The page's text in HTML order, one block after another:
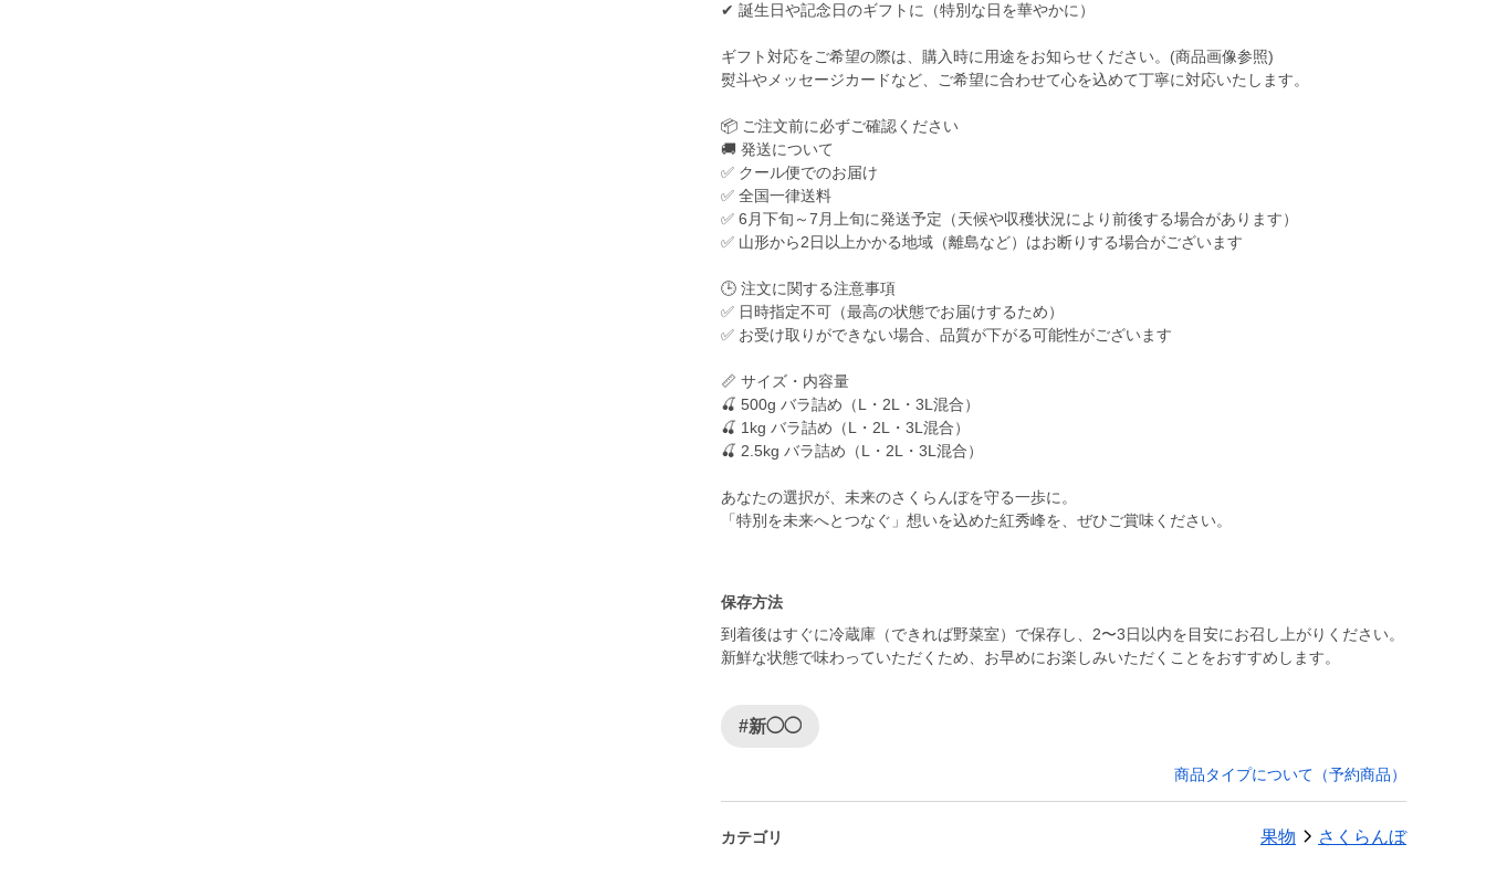
✔ 誕生日や記念日のギフトに（特別な日を華やかに）
ギフト対応をご希望の際は、購入時に用途をお知らせください。(商品画像参照)
熨斗やメッセージカードなど、ご希望に合わせて心を込めて丁寧に対応いたします。
📦 ご注文前に必ずご確認ください
🚚 発送について
✅ クール便でのお届け
✅ 全国一律送料
✅ 6月下旬～7月上旬に発送予定（天候や収穫状況により前後する場合があります）
✅ 山形から2日以上かかる地域（離島など）はお断りする場合がございます
🕒 注文に関する注意事項
✅ 日時指定不可（最高の状態でお届けするため）
✅ お受け取りができない場合、品質が下がる可能性がございます
📏 サイズ・内容量
🍒 500g バラ詰め（L・2L・3L混合）
🍒 1kg バラ詰め（L・2L・3L混合）
🍒 2.5kg バラ詰め（L・2L・3L混合）
あなたの選択が、未来のさくらんぼを守る一歩に。
「特別を未来へとつなぐ」想いを込めた紅秀峰を、ぜひご賞味ください。
保存方法
到着後はすぐに冷蔵庫（できれば野菜室）で保存し、2〜3日以内を目安にお召し上がりください。
新鮮な状態で味わっていただくため、お早めにお楽しみいただくことをおすすめします。
#新◯◯
商品タイプについて（予約商品）
カテゴリ 果物 さくらんぼ